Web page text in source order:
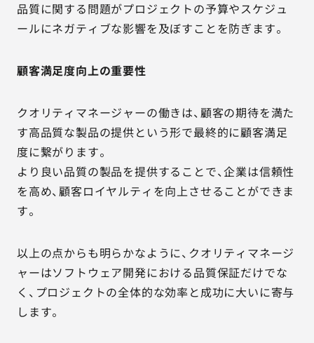
品質に関する問題がプロジェクトの予算やスケジュ
ールにネガティブな影響を及ぼすことを防ぎます。
顧客満足度向上の重要性
クオリティマネージャーの働きは、顧客の期待を満た
す高品質な製品の提供という形で最終的に顧客満足
度に繋がります。
より良い品質の製品を提供することで、企業は信頼性
を高め、顧客ロイヤルティを向上させることができま
す。
以上の点からも明らかなように、クオリティマネージ
ャーはソフトウェア開発における品質保証だけでな
く、プロジェクトの全体的な効率と成功に大いに寄与
します。